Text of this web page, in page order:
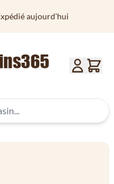
aujourd'hui